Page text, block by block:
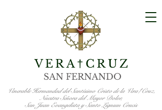
VERA† CRUZ
SAN FERNANDO
Venerable Hermandad del Santísimo Cristo de la Vera†Cruz,
Nuestra Señora del Mayor Dolor,
San Juan Evangelista y Santo Lignum Crucis